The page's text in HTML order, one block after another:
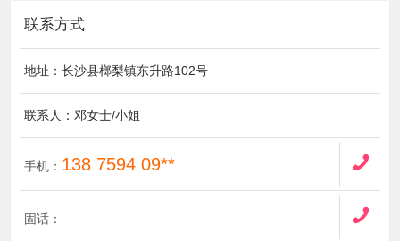
联系方式
地址：长沙县榔梨镇东升路102号
联系人：邓女士/小姐
手机： 138 7594 09**
固话：